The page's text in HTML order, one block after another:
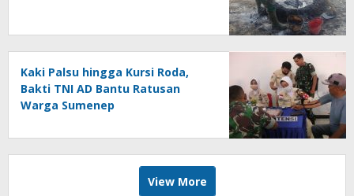
Kaki Palsu hingga Kursi Roda,
Bakti TNI AD Bantu Ratusan
Warga Sumenep
View More